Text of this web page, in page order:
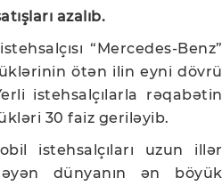
azalıb.
“Mercedes-Benz”
ötən ilin eyni dövrü
istehsalçılarla rəqabətin
30 faiz geriləyib.
istehsalçıları uzun illər
dünyanın ən böyük